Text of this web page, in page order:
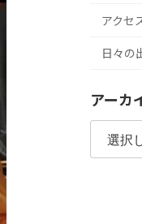
アクセ
日々の
アーカ